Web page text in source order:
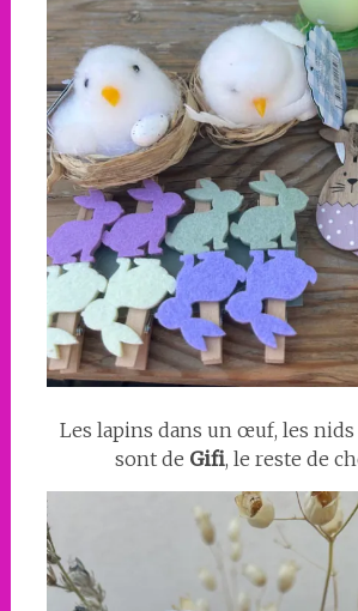
Les lapins dans un œuf, les nids
sont de Gifi, le reste de